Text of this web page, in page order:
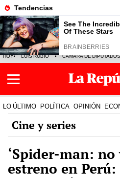
HOY LUIS RUBIO CÁMARA DE DIPUTADOS
LO ÚLTIMO POLÍTICA OPINIÓN
Cine y series
‘Spider-man: no
estreno en